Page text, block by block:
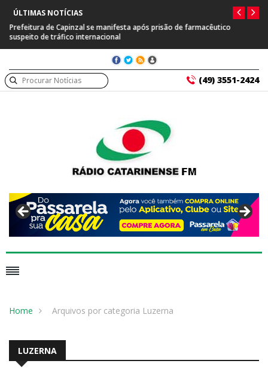
ÚLTIMAS NOTÍCIAS
Prefeitura de Capinzal se manifesta após prisão de farmacêutico
suspeito de tráfico internacional
(49) 3551-2424
Home Arquivos por categoria Luzerna
LUZERNA